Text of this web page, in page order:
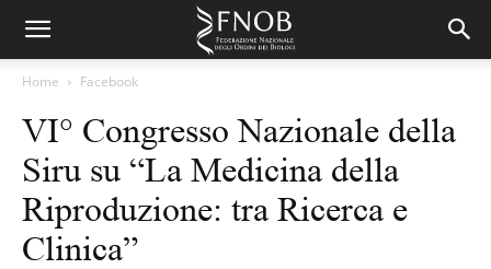
Home Facebook
VI° Congresso Nazionale della
Siru su “La Medicina della
Riproduzione: tra Ricerca e
Clinica”